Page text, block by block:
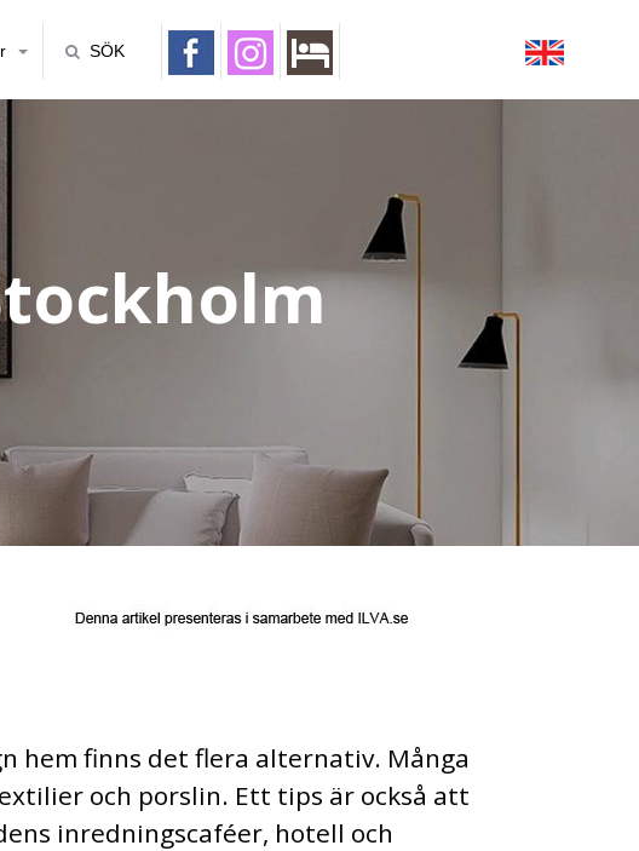
SÖK
hem finns det flera alternativ. Många
och porslin. Ett tips är också att
inredningscaféer, hotell och